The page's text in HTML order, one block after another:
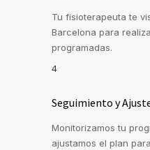
Tu fisioterapeuta te
Barcelona para
programadas.
4
Seguimiento y
Monitorizamos tu
ajustamos el plan